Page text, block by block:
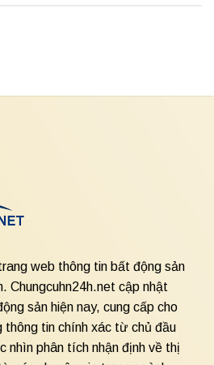
web thông tin bất động sản
Chungcuhn24h.net cập nhật
sản hiện nay, cung cấp cho
thông tin chính xác từ chủ đầu
nhìn phân tích nhận định về thị